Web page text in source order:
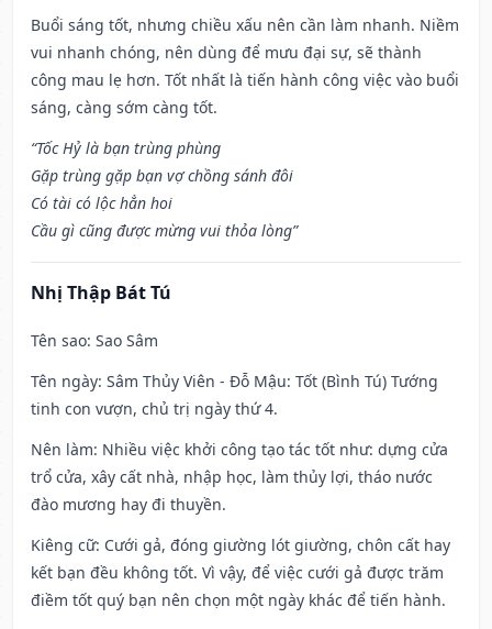
Buổi sáng tốt, nhưng chiều xấu nên cần làm nhanh. Niềm
vui nhanh chóng, nên dùng để mưu đại sự, sẽ thành
công mau lẹ hơn. Tốt nhất là tiến hành công việc vào buổi
sáng, càng sớm càng tốt.
“Tốc Hỷ là bạn trùng phùng
Gặp trùng gặp bạn vợ chồng sánh đôi
Có tài có lộc hẳn hoi
Cầu gì cũng được mừng vui thỏa lòng”
Nhị Thập Bát Tú
Tên sao: Sao Sâm
Tên ngày: Sâm Thủy Viên - Đỗ Mậu: Tốt (Bình Tú) Tướng
tinh con vượn, chủ trị ngày thứ 4.
Nên làm: Nhiều việc khởi công tạo tác tốt như: dựng cửa
trổ cửa, xây cất nhà, nhập học, làm thủy lợi, tháo nước
đào mương hay đi thuyền.
Kiêng cữ: Cưới gả, đóng giường lót giường, chôn cất hay
kết bạn đều không tốt. Vì vậy, để việc cưới gả được trăm
điềm tốt quý bạn nên chọn một ngày khác để tiến hành.